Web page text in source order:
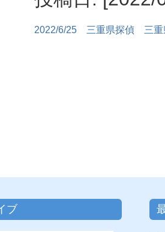
2022/6/25 三重県探偵 三重
ブ